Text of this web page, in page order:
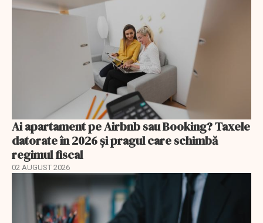
Ai apartament pe Airbnb sau Booking? Taxele
datorate în 2026 și pragul care schimbă
regimul fiscal
02 AUGUST 2026